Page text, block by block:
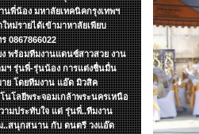
นพี่น้อง มหาลัยเทคนิคกรุงเทพฯ
หม่รายได้เข้ามาหาลัยเพียบ
0867866022
ง พร้อมทีมงานแดนซ์สาวสวย งาน
มฯ รุ่นพี่-รุ่นน้อง การแต่งชื่นมื่น
ย โดยทีมงาน แอ๊ด มิวสิค
นโลยีพระจอมเกล้าพระนครเหนือ
ามประทับใจ แด่ รุ่นพี่..ทีมงาน
..สนุกสนาน กับ ดนตรี วงแอ๊ด